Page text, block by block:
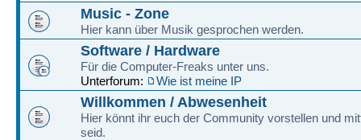
Music - Zone
Hier kann über Musik gesprochen werden.
Software / Hardware
Für die Computer-Freaks unter uns.
Unterforum:
Wie ist meine IP
Willkommen / Abwesenheit
Hier könnt ihr euch der Community vorstellen und
seid.